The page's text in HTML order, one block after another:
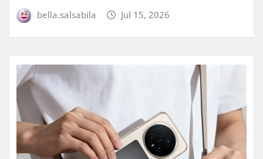
bella.salsabila Jul 15, 2026